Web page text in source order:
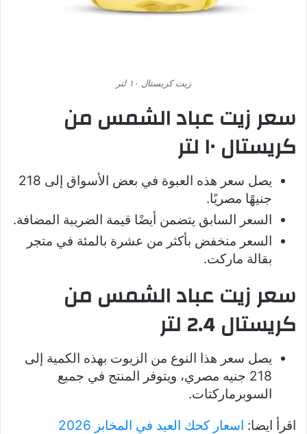
زيت كريستال ١٠ لتر
سعر زيت عباد الشمس من
كريستال ١٠ لتر
يصل سعر هذه العبوة في بعض الأسواق إلى 218
جنيهًا مصريًا.
السعر السابق يتضمن أيضًا قيمة الضريبة المضافة.
السعر منخفض بأكثر من عشرة بالمئة في متجر
بقالة ماركت.
سعر زيت عباد الشمس من
كريستال 2.4 لتر
يصل سعر هذا النوع من الزيوت بهذه الكمية إلى
218 جنيه مصري، ويتوفر المنتج في جميع
السوبرماركتات.
اقرأ ايضا: اسعار كحك العيد في المخابز 2026